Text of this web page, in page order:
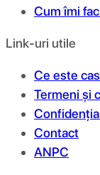
Cum îmi
Link-uri utile
Ce este
Termeni și
Contact
ANPC